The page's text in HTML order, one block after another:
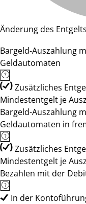
Änderung des
Bargeld-Auszahlung
Geldautomaten
Zusätzliches
Mindestentgelt je
Bargeld-Auszahlung
Geldautomaten in
Zusätzliches
Mindestentgelt je
Bezahlen mit der
In der